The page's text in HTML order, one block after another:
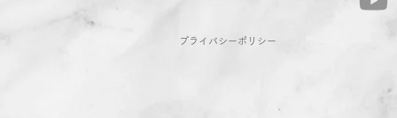
​プライバシーポリシー